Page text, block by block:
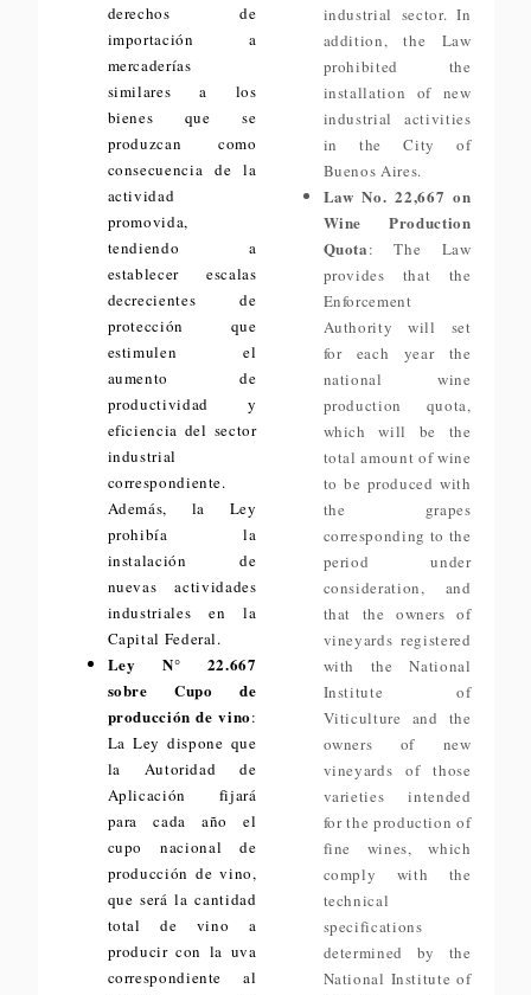
derechos de
importación a
mercaderías
similares a los
bienes que se
produzcan como
consecuencia de la
actividad
promovida,
tendiendo a
establecer escalas
decrecientes de
protección que
estimulen el
aumento de
productividad y
eficiencia del sector
industrial
correspondiente.
Además, la Ley
prohibía la
instalación de
nuevas actividades
industriales en la
Capital Federal.
Ley N° 22.667
sobre Cupo de
producción de vino:
La Ley dispone que
la Autoridad de
Aplicación fijará
para cada año el
cupo nacional de
producción de vino,
que será la cantidad
total de vino a
producir con la uva
correspondiente al
industrial sector. In
addition, the Law
prohibited the
installation of new
industrial activities
in the City of
Buenos Aires.
Law No. 22,667 on
Wine Production
Quota: The Law
provides that the
Enforcement
Authority will set
for each year the
national wine
production quota,
which will be the
total amount of wine
to be produced with
the grapes
corresponding to the
period under
consideration, and
that the owners of
vineyards registered
with the National
Institute of
Viticulture and the
owners of new
vineyards of those
varieties intended
for the production of
fine wines, which
comply with the
technical
specifications
determined by the
National Institute of